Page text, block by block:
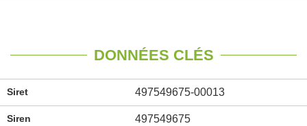
DONNÉES CLÉS
Siret 497549675-00013
Siren 497549675